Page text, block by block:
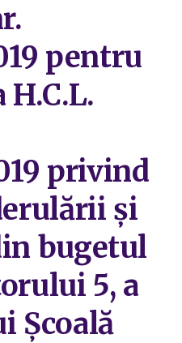
pentru
privind
și
bugetul
5, a
Școală